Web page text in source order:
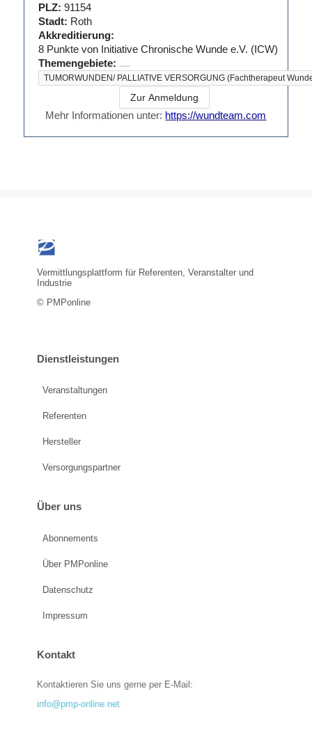
PLZ: 91154
Stadt: Roth
Akkreditierung:
8Punkte von Initiative Chronische Wunde e.V. (ICW)
Themengebiete:
TUMORWUNDEN/ PALLIATIVE VERSORGUNG (Fachtherapeut
Zur Anmeldung
Mehr Informationen unter: https://wundteam.com
Vermittlungsplattform für Referenten, Veranstalter und
Industrie
© PMPonline
Dienstleistungen
Veranstaltungen
Referenten
Hersteller
Versorgungspartner
Über uns
Abonnements
Über PMPonline
Datenschutz
Impressum
Kontakt
Kontaktieren Sie uns gerne per E-Mail:
info@pmp-online.net